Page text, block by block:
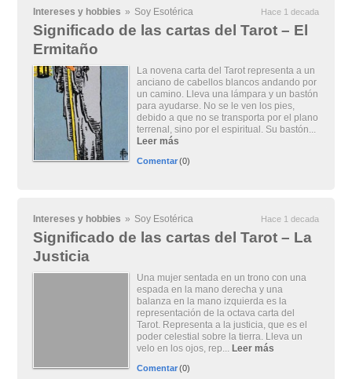
Intereses y hobbies » Soy Esotérica Hace 1 decada
Significado de las cartas del Tarot – El
Ermitaño
La novena carta del Tarot representa a un
anciano de cabellos blancos andando por
un camino. Lleva una lámpara y un bastón
para ayudarse. No se le ven los pies,
debido a que no se transporta por el plano
terrenal, sino por el espiritual. Su bastón...
Leer más
Comentar(0)
Intereses y hobbies » Soy Esotérica Hace 1 decada
Significado de las cartas del Tarot – La
Justicia
Una mujer sentada en un trono con una
espada en la mano derecha y una
balanza en la mano izquierda es la
representación de la octava carta del
Tarot. Representa a la justicia, que es el
poder celestial sobre la tierra. Lleva un
velo en los ojos, rep... Leer más
Comentar(0)